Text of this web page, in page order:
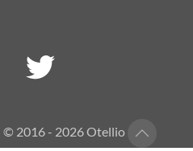
© 2016 - 2026 Otellio